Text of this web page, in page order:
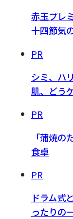
赤玉プレ
十四節気
PR
シミ、ハ
肌、どう
PR
「蒲焼
食卓
PR
ドラム式
ったりの